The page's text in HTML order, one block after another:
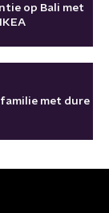
op Bali met
met dure